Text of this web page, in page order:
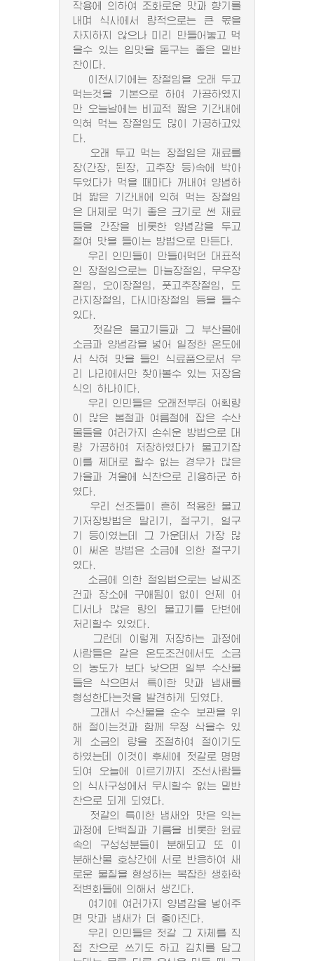
작용에 의하여 조화로운 맛과 향기를
내며 식사에서 량적으로는 큰 몫을
차지하지 않으나 미리 만들어놓고 먹
을수 있는 입맛을 돋구는 좋은 밑반
찬이다.
이전시기에는 장절임을 오래 두고
먹는것을 기본으로 하여 가공하였지
만 오늘날에는 비교적 짧은 기간내에
익혀 먹는 장절임도 많이 가공하고있
다.
오래 두고 먹는 장절임은 재료를
장(간장, 된장, 고추장 등)속에 박아
두었다가 먹을 때마다 꺼내여 양념하
며 짧은 기간내에 익혀 먹는 장절임
은 대체로 먹기 좋은 크기로 썬 재료
들을 간장을 비롯한 양념감을 두고
절여 맛을 들이는 방법으로 만든다.
우리 인민들이 만들어먹던 대표적
인 장절임으로는 마늘장절임, 무우장
절임, 오이장절임, 풋고추장절임, 도
라지장절임, 다시마장절임 등을 들수
있다.
젓갈은 물고기들과 그 부산물에
소금과 양념감을 넣어 일정한 온도에
서 삭혀 맛을 들인 식료품으로서 우
리 나라에서만 찾아볼수 있는 저장음
식의 하나이다.
우리 인민들은 오래전부터 어획량
이 많은 봄철과 여름철에 잡은 수산
물들을 여러가지 손쉬운 방법으로 대
량 가공하여 저장하였다가 물고기잡
이를 제대로 할수 없는 경우가 많은
가을과 겨울에 식찬으로 리용하군 하
였다.
우리 선조들이 흔히 적용한 물고
기저장방법은 말리기, 절구기, 얼구
기 등이였는데 그 가운데서 가장 많
이 써온 방법은 소금에 의한 절구기
였다.
소금에 의한 절임법으로는 날씨조
건과 장소에 구애됨이 없이 언제 어
디서나 많은 량의 물고기를 단번에
처리할수 있었다.
그런데 이렇게 저장하는 과정에
사람들은 같은 온도조건에서도 소금
의 농도가 보다 낮으면 일부 수산물
들은 삭으면서 특이한 맛과 냄새를
형성한다는것을 발견하게 되였다.
그래서 수산물을 순수 보관을 위
해 절이는것과 함께 우정 삭을수 있
게 소금의 량을 조절하여 절이기도
하였는데 이것이 후세에 젓갈로 명명
되여 오늘에 이르기까지 조선사람들
의 식사구성에서 무시할수 없는 밑반
찬으로 되게 되였다.
젓갈의 특이한 냄새와 맛은 익는
과정에 단백질과 기름을 비롯한 원료
속의 구성성분들이 분해되고 또 이
분해산물 호상간에 서로 반응하여 새
로운 물질을 형성하는 복잡한 생화학
적변화들에 의해서 생긴다.
여기에 여러가지 양념감을 넣어주
면 맛과 냄새가 더 좋아진다.
우리 인민들은 젓갈 그 자체를 직
접 찬으로 쓰기도 하고 김치를 담그